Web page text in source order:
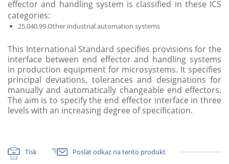
effector and handling system is classified in these ICS
categories:
25.040.99 Other industrial automation systems
This International Standard specifies provisions for the
interface between end effector and handling systems
in production equipment for microsystems. It specifies
principal deviations, tolerances and designations for
manually and automatically changeable end effectors.
The aim is to specify the end effector interface in three
levels with an increasing degree of specification.
Tisk Poslat odkaz na tento produkt